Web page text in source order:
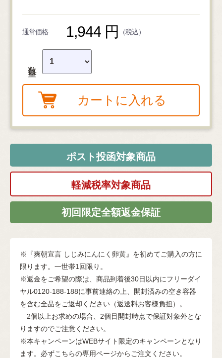
通常価格 1,944 円 （税込）
カートに入れる
ポスト投函対象商品
軽減税率対象商品
初回限定全額返金保証
※『爽朝宣言 しじみにんにく卵黄』を初めてご購入の方に
限ります。一世帯1回限り。
※返金をご希望の際は、商品到着後30日以内にフリーダイ
ヤル0120-188-188に事前連絡の上、開封済みの空き容器
を含む全品をご返却ください（返送料お客様負担）。
2個以上お求めの場合、2個目開封時点で保証対象外とな
りますのでご注意ください。
※本キャンペーンはWEBサイト限定のキャンペーンとなり
ます。必ずこちらの専用ページからご注文ください。